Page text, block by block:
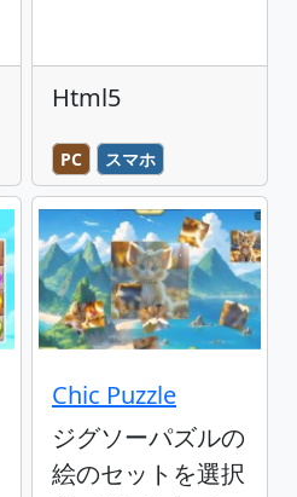
Html5
PC スマホ
Chic Puzzle
ジグソーパズルの
絵のセットを選択